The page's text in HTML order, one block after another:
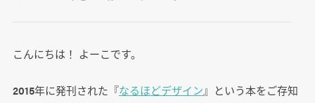
こんにちは！ よーこです。
2015年に発刊された『なるほどデザイン』という本をご存知